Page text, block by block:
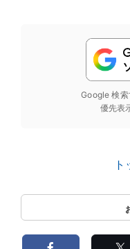
Google 検
優先表